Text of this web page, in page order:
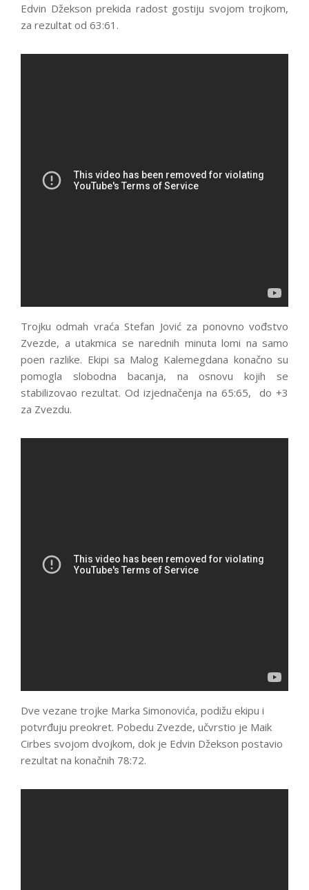
Edvin Džekson prekida radost gostiju svojom trojkom,
za rezultat od 63:61.
Trojku odmah vraća Stefan Jović za ponovno vođstvo
Zvezde, a utakmica se narednih minuta lomi na samo
poen razlike. Ekipi sa Malog Kalemegdana konačno su
pomogla slobodna bacanja, na osnovu kojih se
stabilizovao rezultat. Od izjednačenja na 65:65, do +3
za Zvezdu.
Dve vezane trojke Marka Simonovića, podižu ekipu i
potvrđuju preokret. Pobedu Zvezde, učvrstio je Maik
Cirbes svojom dvojkom, dok je Edvin Džekson postavio
rezultat na konačnih 78:72.